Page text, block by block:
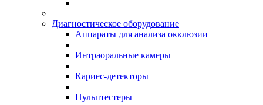
Диагностическое оборудование
Аппараты для анализа окклюзии
Интраоральные камеры
Кариес-детекторы
Пульптестеры